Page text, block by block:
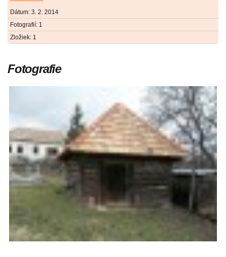
Dátum: 3. 2. 2014
Fotografií: 1
Zložiek: 1
Fotografie